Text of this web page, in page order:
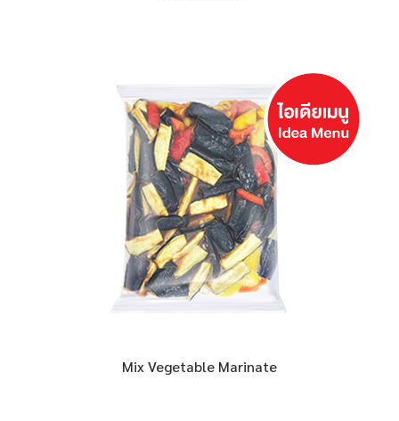
Mix Vegetable Marinate